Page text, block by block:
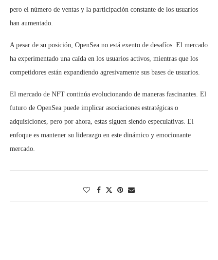
pero el número de ventas y la participación constante de los usuarios
han aumentado.
A pesar de su posición, OpenSea no está exento de desafíos. El mercado
ha experimentado una caída en los usuarios activos, mientras que los
competidores están expandiendo agresivamente sus bases de usuarios.
El mercado de NFT continúa evolucionando de maneras fascinantes. El
futuro de OpenSea puede implicar asociaciones estratégicas o
adquisiciones, pero por ahora, estas siguen siendo especulativas. El
enfoque es mantener su liderazgo en este dinámico y emocionante
mercado.